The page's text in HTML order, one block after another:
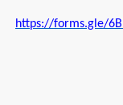
https://forms.gle/